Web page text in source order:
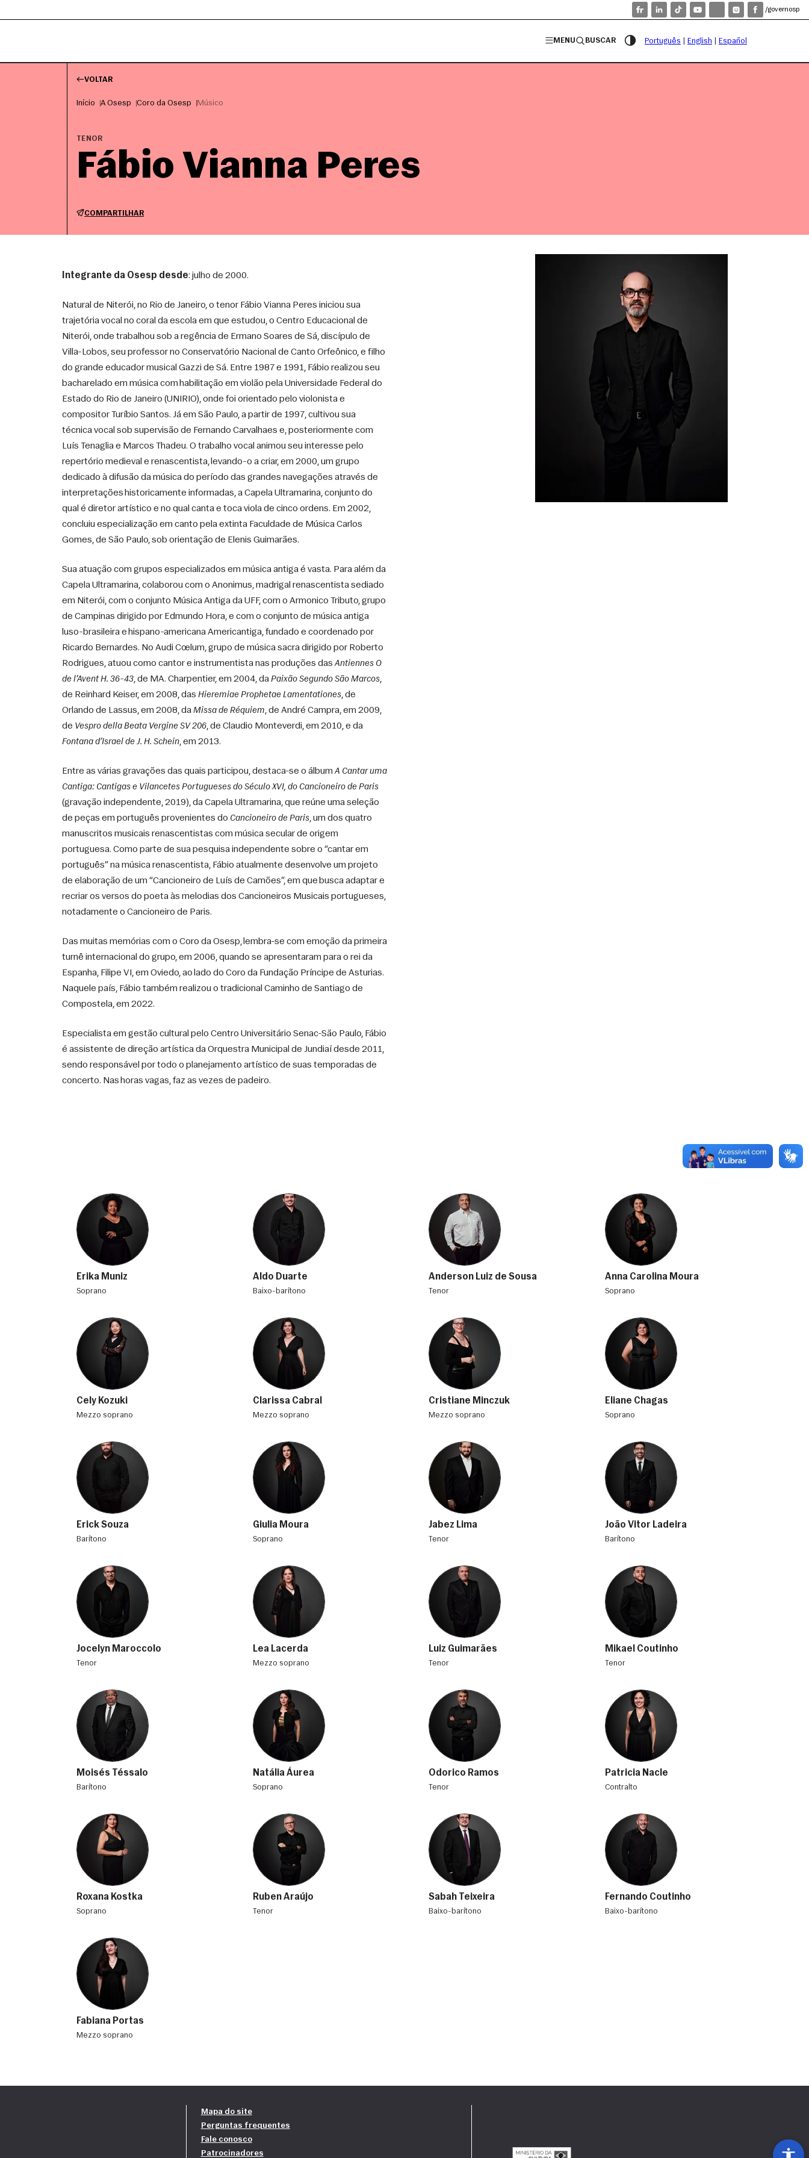
/governosp
MENU BUSCAR Português English Español
VOLTAR
Início A Osesp Coro da Osesp Músico
TENOR
Fábio Vianna Peres
COMPARTILHAR
Integrante da Osesp desde: julho de 2000.
Natural de Niterói, no Rio de Janeiro, o tenor Fábio Vianna Peres iniciou sua
trajetória vocal no coral da escola em que estudou, o Centro Educacional de
Niterói, onde trabalhou sob a regência de Ermano Soares de Sá, discípulo de
Villa-Lobos, seu professor no Conservatório Nacional de Canto Orfeônico, e filho
do grande educador musical Gazzi de Sá. Entre 1987 e 1991, Fábio realizou seu
bacharelado em música com habilitação em violão pela Universidade Federal do
Estado do Rio de Janeiro (UNIRIO), onde foi orientado pelo violonista e
compositor Turíbio Santos. Já em São Paulo, a partir de 1997, cultivou sua
técnica vocal sob supervisão de Fernando Carvalhaes e, posteriormente com
Luís Tenaglia e Marcos Thadeu. O trabalho vocal animou seu interesse pelo
repertório medieval e renascentista, levando-o a criar, em 2000, um grupo
dedicado à difusão da música do período das grandes navegações através de
interpretações historicamente informadas, a Capela Ultramarina, conjunto do
qual é diretor artístico e no qual canta e toca viola de cinco ordens. Em 2002,
concluiu especialização em canto pela extinta Faculdade de Música Carlos
Gomes, de São Paulo, sob orientação de Elenis Guimarães.
Sua atuação com grupos especializados em música antiga é vasta. Para além da
Capela Ultramarina, colaborou com o Anonimus, madrigal renascentista sediado
em Niterói, com o conjunto Música Antiga da UFF, com o Armonico Tributo, grupo
de Campinas dirigido por Edmundo Hora, e com o conjunto de música antiga
luso-brasileira e hispano-americana Americantiga, fundado e coordenado por
Ricardo Bernardes. No Audi Cœlum, grupo de música sacra dirigido por Roberto
Rodrigues, atuou como cantor e instrumentista nas produções das Antiennes O
de l’Avent H. 36-43, de MA. Charpentier, em 2004, da Paixão Segundo São Marcos,
de Reinhard Keiser, em 2008, das Hieremiae Prophetae Lamentationes, de
Orlando de Lassus, em 2008, da Missa de Réquiem, de André Campra, em 2009,
de Vespro della Beata Vergine SV 206
Fontana d’Israel de J. H. Schein, em 2013.
Entre as várias gravações das quais participou, destaca-se o álbum A Cantar uma
Cantiga: Cantigas e Vilancetes Portugueses do Século XVI, do Cancioneiro de Paris
(gravação independente, 2019), da Capela Ultramarina, que reúne uma seleção
de peças em português provenientes do Cancioneiro de Paris, um dos quatro
manuscritos musicais renascentistas com música secular de origem
portuguesa. Como parte de sua pesquisa independente sobre o “cantar em
português” na música renascentista, Fábio atualmente desenvolve um projeto
de elaboração de um “Cancioneiro de Luís de Camões”, em que busca adaptar e
recriar os versos do poeta às melodias dos Cancioneiros Musicais portugueses,
notadamente o Cancioneiro de Paris.
Das muitas memórias com o Coro da Osesp, lembra-se com emoção da primeira
turnê internacional do grupo, em 2006, quando se apresentaram para o rei da
Espanha, Filipe VI, em Oviedo, ao lado do Coro da Fundação Príncipe de Asturias.
Naquele país, Fábio também realizou o tradicional Caminho de Santiago de
Compostela, em 2022.
Especialista em gestão cultural pelo Centro Universitário Senac-São Paulo, Fábio
é assistente de direção artística da Orquestra Municipal de Jundiaí desde 2011,
sendo responsável por todo o planejamento artístico de suas temporadas de
concerto. Nas horas vagas, faz as vezes de padeiro.
Erika Muniz
soprano
Aldo Duarte
baixo-barítono
Anderson Luiz de Sousa
tenor
Anna Carolina Moura
soprano
Cely Kozuki
mezzo soprano
Clarissa Cabral
mezzo soprano
Cristiane Minczuk
mezzo soprano
Eliane Chagas
soprano
Erick Souza
barítono
Giulia Moura
soprano
Jabez Lima
tenor
João Vitor Ladeira
barítono
Jocelyn Maroccolo
tenor
Lea Lacerda
mezzo soprano
Luiz Guimarães
tenor
Mikael Coutinho
tenor
Moisés Téssalo
barítono
Natália Áurea
soprano
Odorico Ramos
tenor
Patricia Nacle
contralto
Roxana Kostka
soprano
Ruben Araújo
tenor
Sabah Teixeira
baixo-barítono
Fernando Coutinho
baixo-barítono
Fabiana Portas
mezzo soprano
Mapa do site
Perguntas frequentes
Fale conosco
Patrocinadores